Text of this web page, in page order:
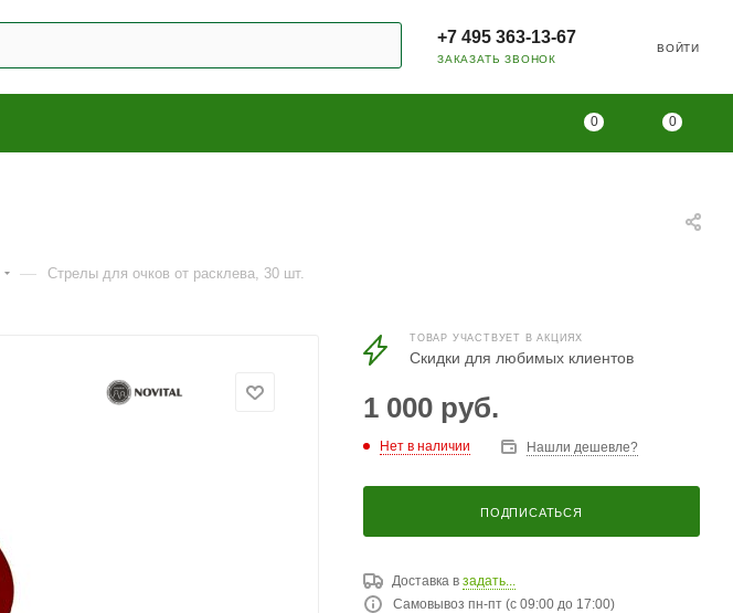
+7 495 363-13-67
ЗАКАЗАТЬ ЗВОНОК
ВОЙТИ
0 0
— Стрелы для очков от расклева, 30 шт.
ТОВАР УЧАСТВУЕТ В АКЦИЯХ
Скидки для любимых клиентов
1 000 руб.
Нет в наличии Нашли дешевле?
ПОДПИСАТЬСЯ
Доставка в задать...
Самовывоз пн-пт (с 09:00 до 17:00)